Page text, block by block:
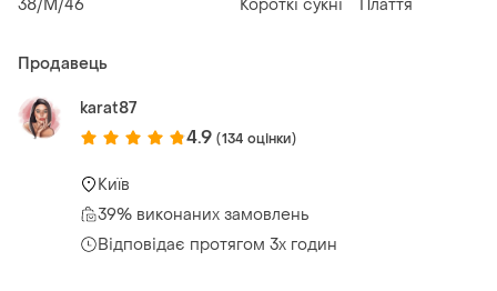
38/M/46
Короткі сукні
Плаття
Продавець
karat87
4.9 (134 оцінки)
Київ
39% виконаних замовлень
Відповідає протягом 3х годин